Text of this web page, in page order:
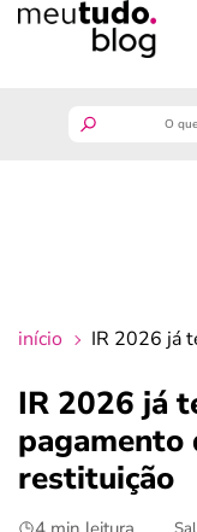
crédito fácil
últimas notícias
início IR 2026 já
IR 2026 já
restituição